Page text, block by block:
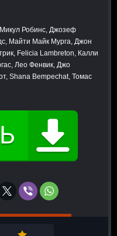
Робинс, Джозеф
Майти Майк Мурга, Джон
Felicia Lambreton, Калли
Лео Фенвик, Джо
Shana Bempechat, Томас